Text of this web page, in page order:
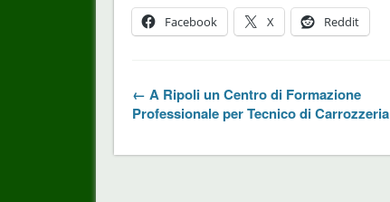
Facebook X Reddit
← A Ripoli un Centro di Formazione
Professionale per Tecnico di Carrozzeria